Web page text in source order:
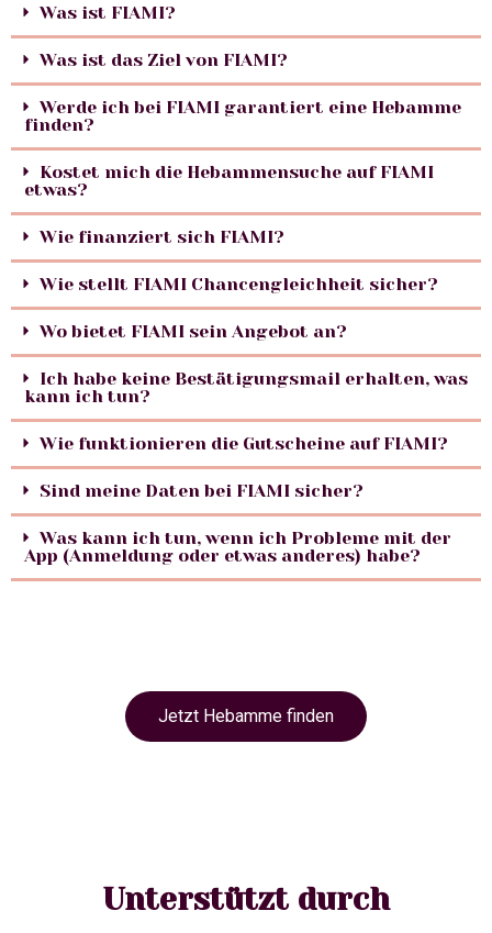
Was ist FIAMI?
Was ist das Ziel von FIAMI?
Werde ich bei FIAMI garantiert eine Hebamme
finden?
Kostet mich die Hebammensuche auf FIAMI
etwas?
Wie finanziert sich FIAMI?
Wie stellt FIAMI Chancengleichheit sicher?
Wo bietet FIAMI sein Angebot an?
Ich habe keine Bestätigungsmail erhalten, was
kann ich tun?
Wie funktionieren die Gutscheine auf FIAMI?
Sind meine Daten bei FIAMI sicher?
Was kann ich tun, wenn ich Probleme mit der
App (Anmeldung oder etwas anderes) habe?
Jetzt Hebamme finden
Unterstützt durch